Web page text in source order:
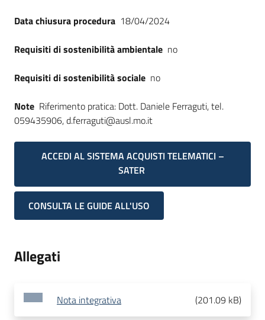
Data chiusura procedura 18/04/2024
Requisiti di sostenibilità ambientale no
Requisiti di sostenibilità sociale no
Note Riferimento pratica: Dott. Daniele Ferraguti, tel.
059435906, d.ferraguti@ausl.mo.it
ACCEDI AL SISTEMA ACQUISTI TELEMATICI –
SATER
CONSULTA LE GUIDE ALL'USO
Allegati
Nota integrativa (201.09 kB)